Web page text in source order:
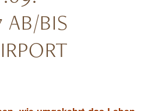
AB/BIS